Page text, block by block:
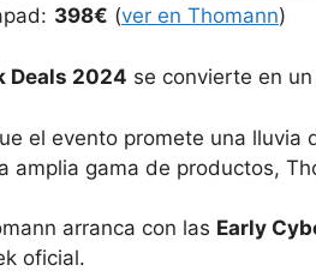
398€ (ver en Thomann)
Deals 2024 se convierte en
el evento promete una lluvia
amplia gama de productos,
arranca con las Early
oficial.